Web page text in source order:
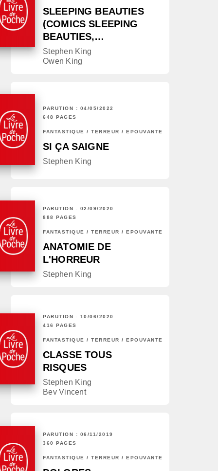
SLEEPING BEAUTIES
(COMICS SLEEPING
BEAUTIES,…
Stephen King
Owen King
PARUTION : 04/05/2022
648 PAGES
FANTASTIQUE / TERREUR / EPOUVANTE
SI ÇA SAIGNE
Stephen King
PARUTION : 02/09/2020
888 PAGES
FANTASTIQUE / TERREUR / EPOUVANTE
ANATOMIE DE
L'HORREUR
Stephen King
PARUTION : 10/06/2020
416 PAGES
FANTASTIQUE / TERREUR / EPOUVANTE
CLASSE TOUS
RISQUES
Stephen King
Bev Vincent
PARUTION : 06/11/2019
360 PAGES
FANTASTIQUE / TERREUR / EPOUVANTE